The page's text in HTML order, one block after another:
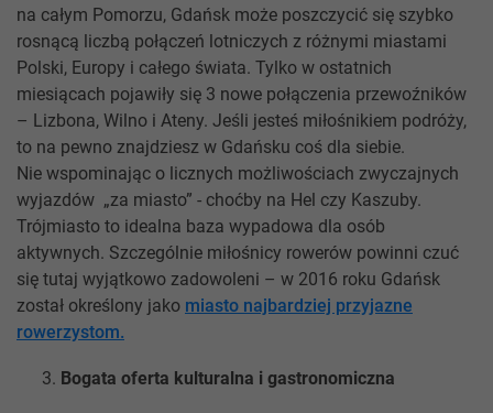
na całym Pomorzu, Gdańsk może poszczycić się szybko
rosnącą liczbą połączeń lotniczych z różnymi miastami
Polski, Europy i całego świata. Tylko w ostatnich
miesiącach pojawiły się 3 nowe połączenia przewoźników
– Lizbona, Wilno i Ateny. Jeśli jesteś miłośnikiem podróży,
to na pewno znajdziesz w Gdańsku coś dla siebie.
Nie wspominając o licznych możliwościach zwyczajnych
wyjazdów „za miasto” - choćby na Hel czy Kaszuby.
Trójmiasto to idealna baza wypadowa dla osób
aktywnych. Szczególnie miłośnicy rowerów powinni czuć
się tutaj wyjątkowo zadowoleni – w 2016 roku Gdańsk
został określony jako miasto najbardziej przyjazne
rowerzystom.
Bogata oferta kulturalna i gastronomiczna